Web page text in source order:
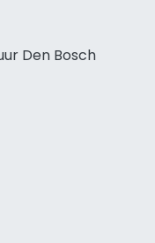
Den Bosch